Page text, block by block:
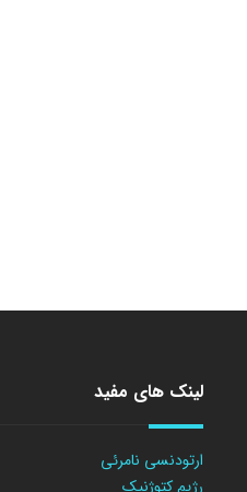
لینک های مفید
ارتودنسی نامرئی
رژیم کتوژنیک